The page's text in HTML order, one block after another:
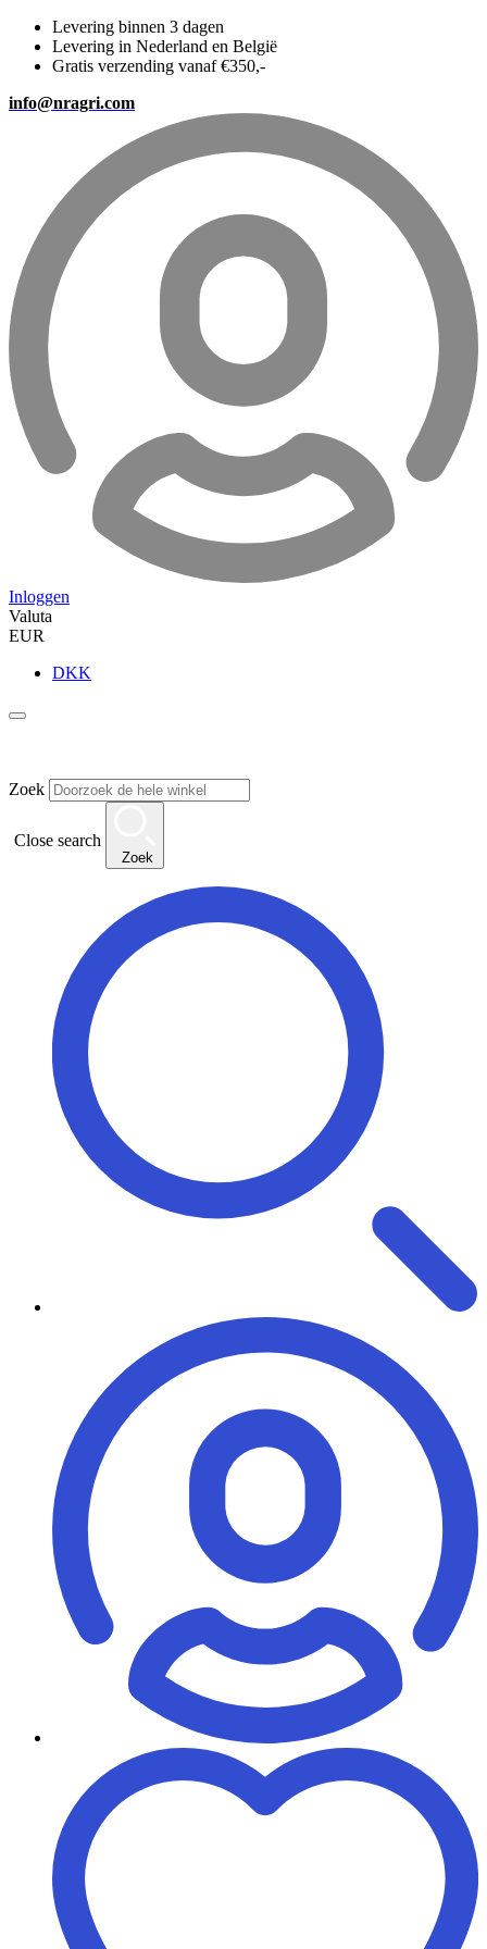
Levering binnen 3 dagen
Levering in Nederland en België
Gratis verzending vanaf €350,-
info@nragri.com
Inloggen
Valuta
EUR
DKK
Zoek
Close search
Zoek